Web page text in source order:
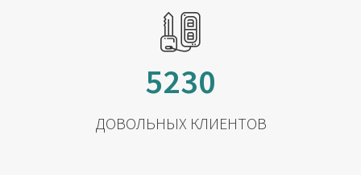
5230
ДОВОЛЬНЫХ КЛИЕНТОВ